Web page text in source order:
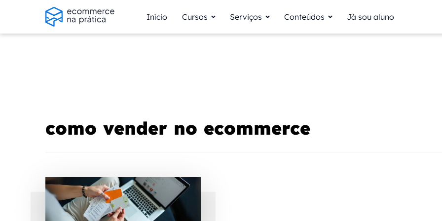
Início Cursos Serviços Conteúdos Já sou aluno
como vender no ecommerce